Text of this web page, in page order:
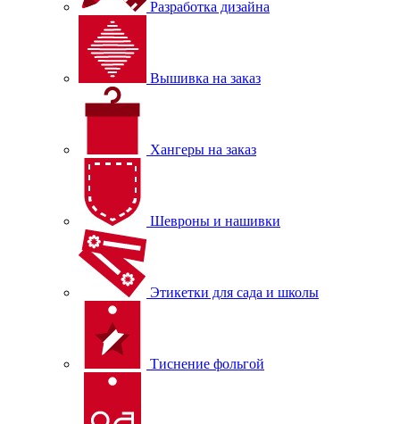
Разработка дизайна
Вышивка на заказ
Хангеры на заказ
Шевроны и нашивки
Этикетки для сада и школы
Тиснение фольгой